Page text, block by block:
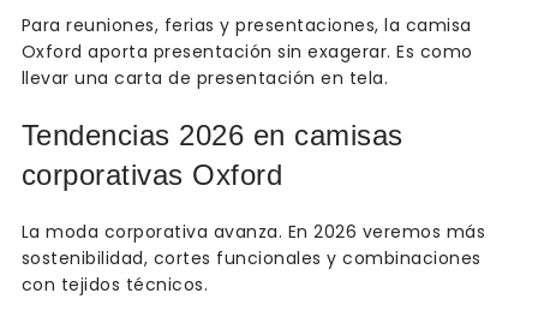
Para reuniones, ferias y presentaciones, la camisa
Oxford aporta presentación sin exagerar. Es como
llevar una carta de presentación en tela.
Tendencias 2026 en camisas
corporativas Oxford
La moda corporativa avanza. En 2026 veremos más
sostenibilidad, cortes funcionales y combinaciones
con tejidos técnicos.